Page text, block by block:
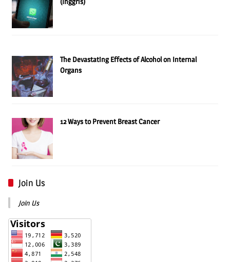
The Devastating Effects of Alcohol on Internal
Organs
12 Ways to Prevent Breast Cancer
Join Us
Join Us